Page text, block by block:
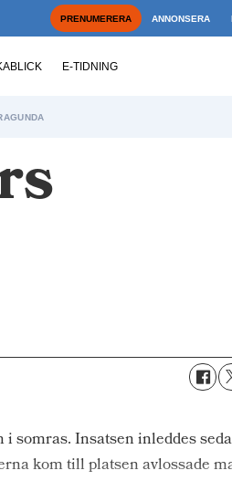
PRENUMERERA ANNONSERA
E-TIDNING
somras. Insatsen inleddes
kom till platsen avlossade